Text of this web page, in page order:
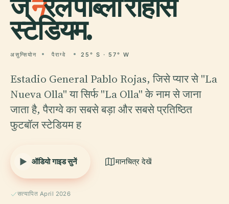
जनरल पाब्लो रोहास
स्टेडियम.
असुन्सियोन पैराग्वे 25° S · 57° W
Estadio General Pablo Rojas, जिसे प्यार से "La
Nueva Olla" या सिर्फ "La Olla" के नाम से जाना
जाता है, पैराग्वे का सबसे बड़ा और सबसे प्रतिष्ठित
फुटबॉल स्टेडियम ह
ऑडियो गाइड सुनें मानचित्र देखें
सत्यापित April 2026